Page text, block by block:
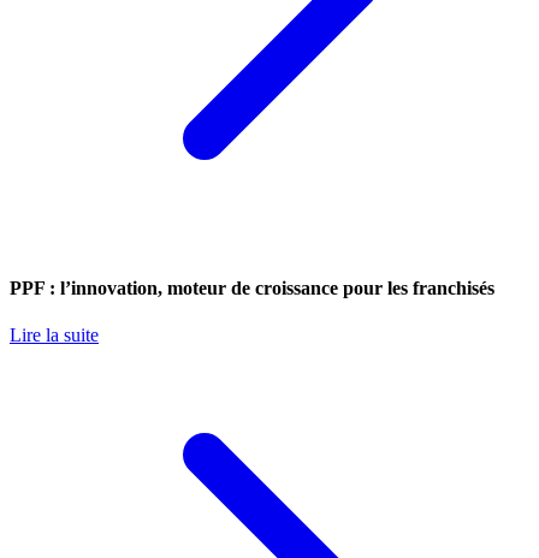
PPF : l’innovation, moteur de croissance pour les franchisés
Lire la suite